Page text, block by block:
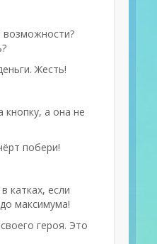
возможности?
Жесть!
а она не
побери!
катках, если
максимума!
героя. Это